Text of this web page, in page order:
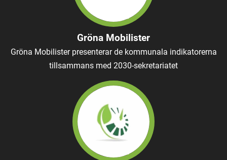
Gröna Mobilister
Gröna Mobilister presenterar de kommunala indikatorerna
tillsammans med 2030-sekretariatet